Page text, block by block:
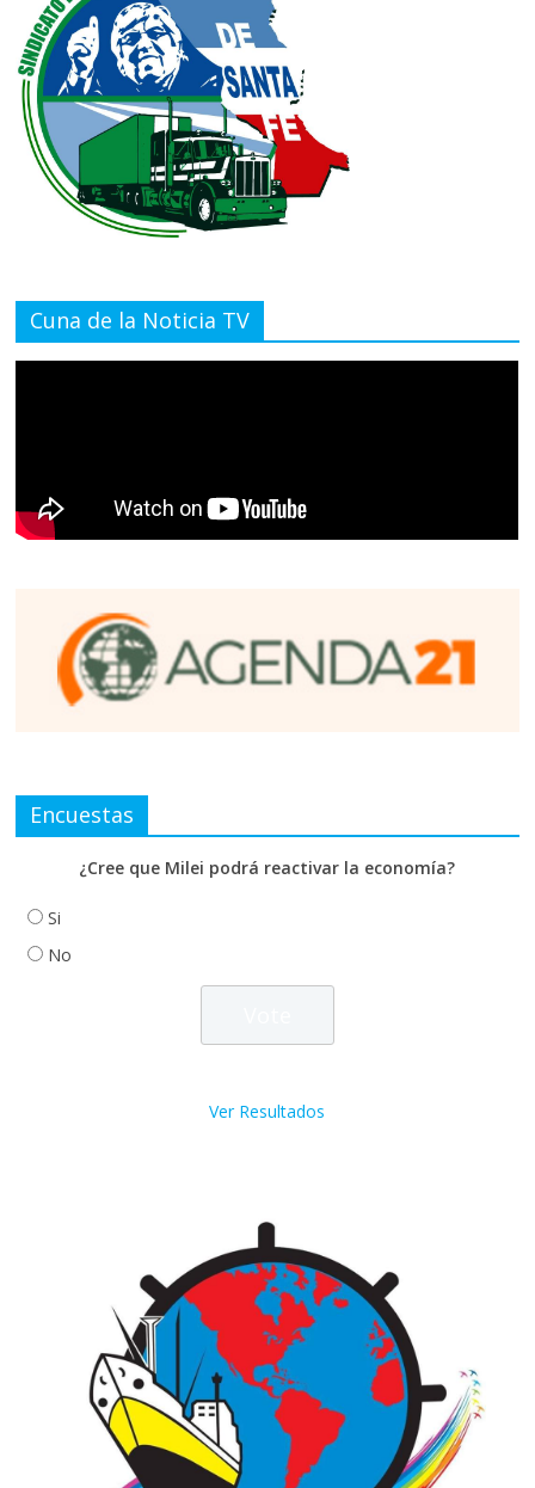
Cuna de la Noticia TV
Encuestas
¿Cree que Milei podrá reactivar la economía?
Si
No
Ver Resultados